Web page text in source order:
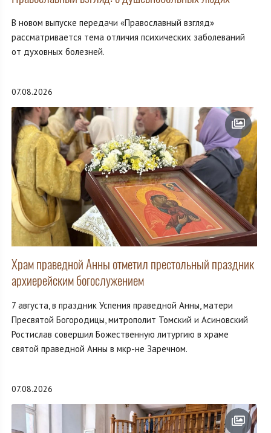
В новом выпуске передачи «Православный взгляд»
рассматривается тема отличия психических заболеваний
от духовных болезней.
07.08.2026
Храм праведной Анны отметил престольный праздник
архиерейским богослужением
7 августа, в праздник Успения праведной Анны, матери
Пресвятой Богородицы, митрополит Томский и Асиновский
Ростислав совершил Божественную литургию в храме
святой праведной Анны в мкр-не Заречном.
07.08.2026